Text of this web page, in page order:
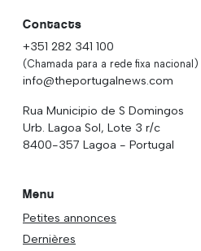
Contacts
+351 282 341 100
(Chamada para a rede fixa nacional)
info@theportugalnews.com
Rua Municipio de S Domingos
Urb. Lagoa Sol, Lote 3 r/c
8400-357 Lagoa - Portugal
Menu
Petites annonces
Dernières